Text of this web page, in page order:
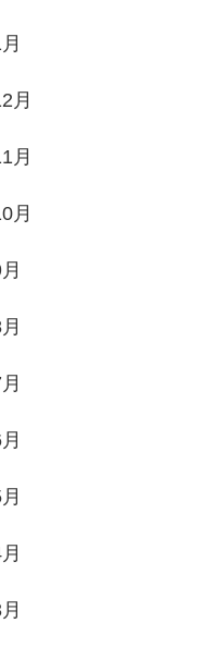
月
月
月